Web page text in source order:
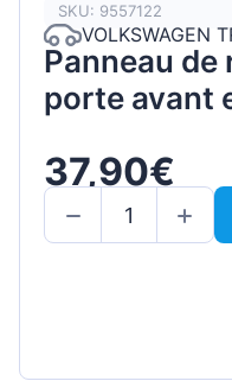
SKU: 9557122
VOLKSWAGEN
Panneau de
porte avant
37,90€